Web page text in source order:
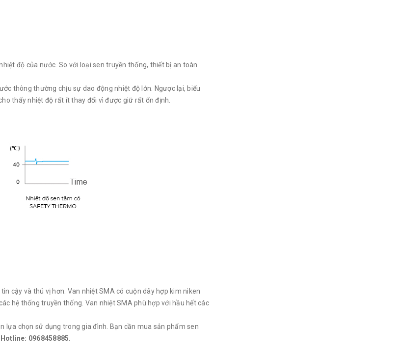
độ của nước. So với loại sen truyền thống, thiết bị an toàn
thông thường chịu sự dao động nhiệt độ lớn. Ngược lại, biểu
thấy nhiệt độ rất ít thay đổi vì được giữ rất ổn định.
cậy và thú vị hơn. Van nhiệt SMA có cuộn dây hợp kim niken
hệ thống truyền thống. Van nhiệt SMA phù hợp với hầu hết các
lựa chọn sử dụng trong gia đình. Bạn cần mua sản phẩm sen
Hotline: 0968458885.